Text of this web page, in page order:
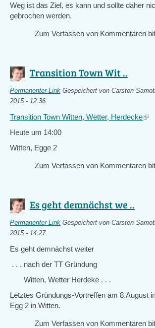
Weg ist das Ziel, es kann und sollte daher
gebrochen werden.
Zum Verfassen von Kommentaren
Transition Town Wit ..
Permanenter Link Gespeichert von Carsten
2015 - 12:36
Transition Town Witten, Wetter, Herdecke(link
Heute um 14:00
Witten, Egge 2
Zum Verfassen von Kommentaren
Es geht demnächst we ..
Permanenter Link Gespeichert von Carsten
2015 - 14:27
Es geht demnächst weiter
. . . nach der TT Gründung
Witten, Wetter Herdeke . . .
Letztes Gründungs-Vortreffen am 8.August
Egg 2 in Witten.
Zum Verfassen von Kommentaren